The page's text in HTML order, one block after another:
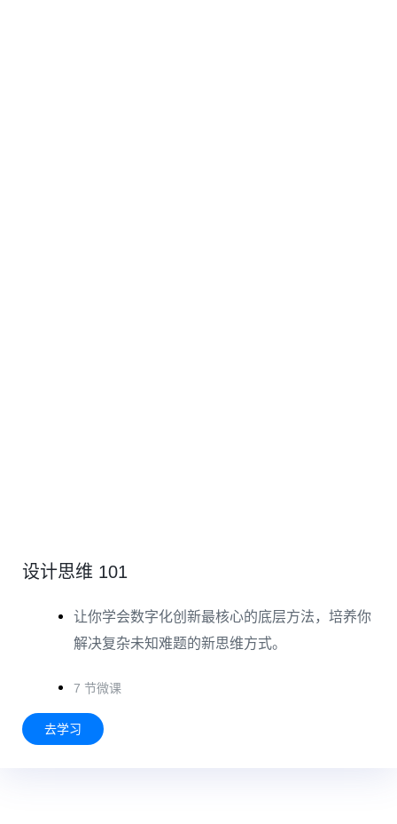
设计思维 101
让你学会数字化创新最核心的底层方法，培养你
解决复杂未知难题的新思维方式。
7 节微课
去学习